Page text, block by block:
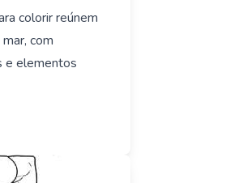
colorir reúnem
com
e elementos